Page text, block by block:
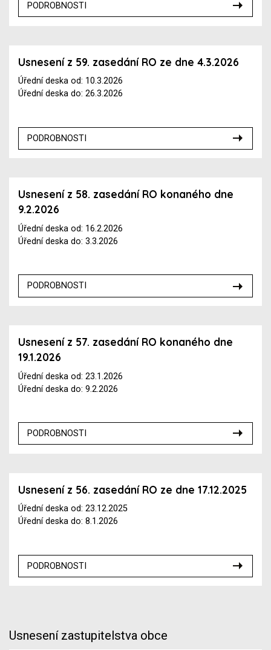
PODROBNOSTI
Usnesení z 59. zasedání RO ze dne 4.3.2026
Úřední deska od: 10.3.2026
Úřední deska do: 26.3.2026
PODROBNOSTI
Usnesení z 58. zasedání RO konaného dne
9.2.2026
Úřední deska od: 16.2.2026
Úřední deska do: 3.3.2026
PODROBNOSTI
Usnesení z 57. zasedání RO konaného dne
19.1.2026
Úřední deska od: 23.1.2026
Úřední deska do: 9.2.2026
PODROBNOSTI
Usnesení z 56. zasedání RO ze dne 17.12.2025
Úřední deska od: 23.12.2025
Úřední deska do: 8.1.2026
PODROBNOSTI
Usnesení zastupitelstva obce